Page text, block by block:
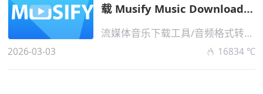
载 Musify Music Downloader
v5.3.0 ...
流媒体音乐下载工具/音频格式转换工具
2026-03-03 16834 ℃